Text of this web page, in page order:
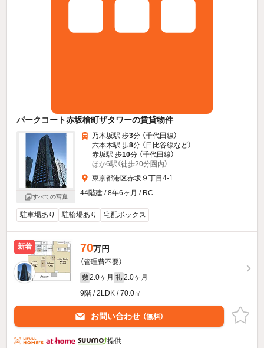
パークコート赤坂檜町ザタワーの賃貸物件
すべての写真
乃木坂駅 歩3分 （千代田線）
六本木駅 歩8分 （日比谷線など）
赤坂駅 歩10分 （千代田線）
ほか6駅（徒歩20分圏内）
東京都港区赤坂９丁目4-1
44階建 / 8年6ヶ月 / RC
駐車場あり 駐輪場あり 宅配ボックス
新着 70万円
（管理費不要）
敷 2.0ヶ月 礼 2.0ヶ月
9階 / 2LDK / 70.0㎡
お問い合わせ （無料）
提供